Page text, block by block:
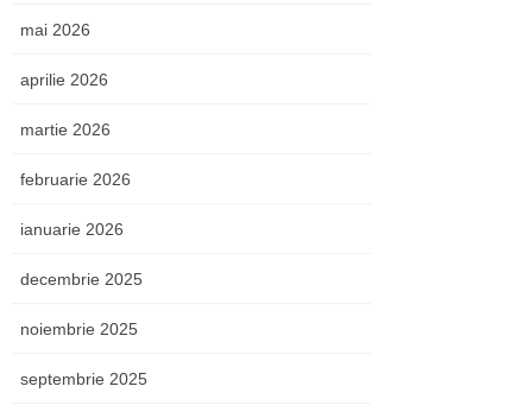
mai 2026
aprilie 2026
martie 2026
februarie 2026
ianuarie 2026
decembrie 2025
noiembrie 2025
septembrie 2025